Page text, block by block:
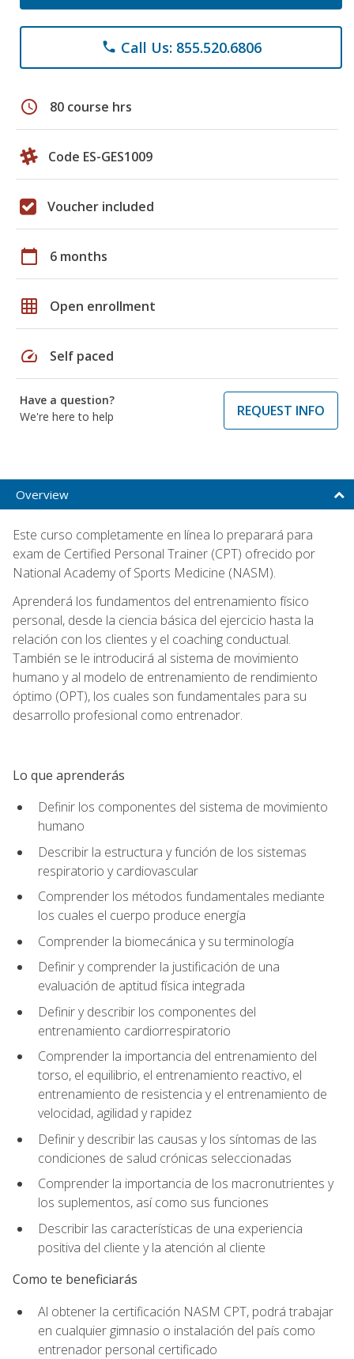
phone Call Us: 855.520.6806
schedule 80 course hrs
Code ES-GES1009
Voucher included
calendar_today 6 months
grid_on Open enrollment
speed Self paced
Have a question?
We're here to help
REQUEST INFO
Overview
Este curso completamente en línea lo preparará para
exam de Certified Personal Trainer (CPT) ofrecido por
National Academy of Sports Medicine (NASM).
Aprenderá los fundamentos del entrenamiento físico
personal, desde la ciencia básica del ejercicio hasta la
relación con los clientes y el coaching conductual.
También se le introducirá al sistema de movimiento
humano y al modelo de entrenamiento de rendimiento
óptimo (OPT), los cuales son fundamentales para su
desarrollo profesional como entrenador.
Lo que aprenderás
Definir los componentes del sistema de movimiento
humano
Describir la estructura y función de los sistemas
respiratorio y cardiovascular
Comprender los métodos fundamentales mediante
los cuales el cuerpo produce energía
Comprender la biomecánica y su terminología
Definir y comprender la justificación de una
evaluación de aptitud física integrada
Definir y describir los componentes del
entrenamiento cardiorrespiratorio
Comprender la importancia del entrenamiento del
torso, el equilibrio, el entrenamiento reactivo, el
entrenamiento de resistencia y el entrenamiento de
velocidad, agilidad y rapidez
Definir y describir las causas y los síntomas de las
condiciones de salud crónicas seleccionadas
Comprender la importancia de los macronutrientes y
los suplementos, así como sus funciones
Describir las características de una experiencia
positiva del cliente y la atención al cliente
Como te beneficiarás
Al obtener la certificación NASM CPT, podrá trabajar
en cualquier gimnasio o instalación del país como
entrenador personal certificado